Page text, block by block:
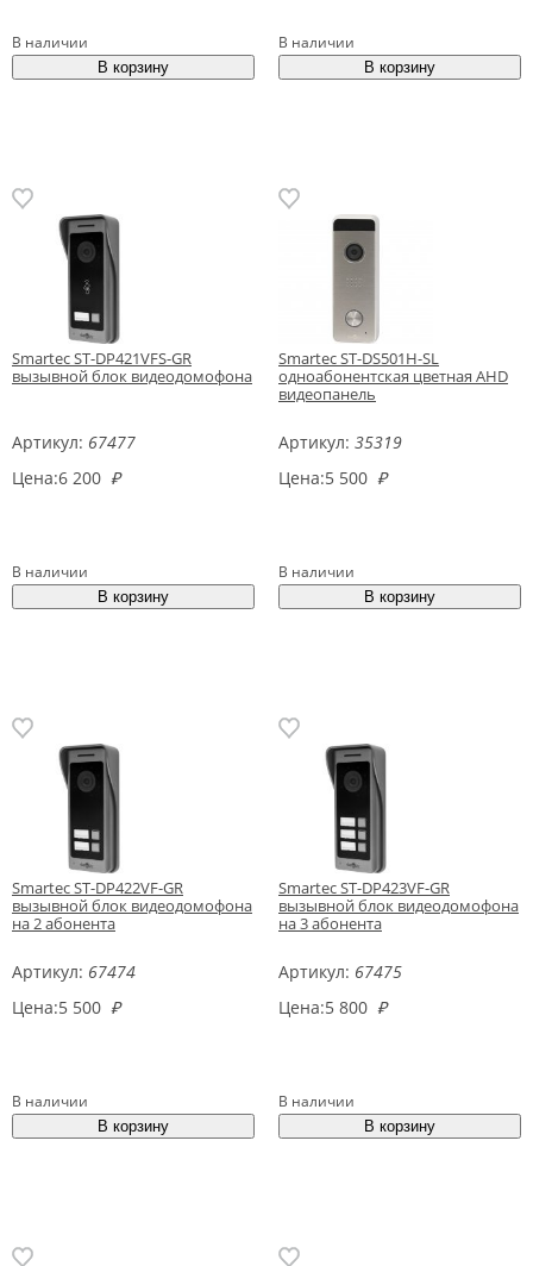
В наличии В наличии
Smartec ST-DP421VFS-GR
вызывной блок видеодомофона
Артикул: 67477
Цена:6 200 ₽
В наличии
Smartec ST-DS501H-SL
одноабонентская цветная AHD
видеопанель
Артикул: 35319
Цена:5 500 ₽
В наличии
Smartec ST-DP422VF-GR
вызывной блок видеодомофона
на 2 абонента
Артикул: 67474
Цена:5 500 ₽
В наличии
Smartec ST-DP423VF-GR
вызывной блок видеодомофона
на 3 абонента
Артикул: 67475
Цена:5 800 ₽
В наличии